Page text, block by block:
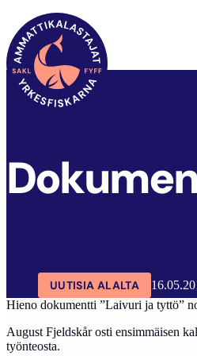
SAKL ARTIKKELIT
UUTISIA ALALTA
Hieno dokumentti ”Laivuri ja tyttö”
August Fjeldskår osti ensimmäisen
työnteosta.